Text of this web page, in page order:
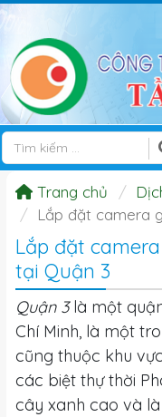
Trang chủ
Lắp đặt camera
Lắp đặt
tại Quận 3
Quận 3là một
Chí Minh, là một
cũng thuộc khu
các biệt thự thời
cây xanh cao và